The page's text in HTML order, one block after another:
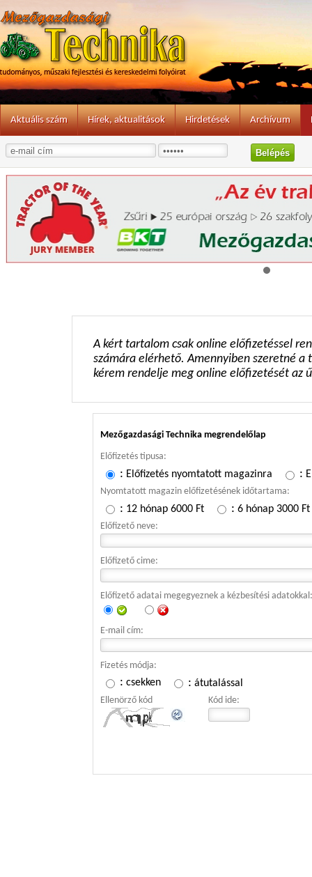
Aktuális szám Hírek, aktualitások Hirdetések Archívum
A kért tartalom csak online előfizetéssel
számára elérhető. Amennyiben szeretné
kérem rendelje meg online előfizetését az
Mezőgazdasági Technika megrendelőlap
Előfizetés tipusa:
: Előfizetés nyomtatott magazinra :
Nyomtatott magazin előfizetésének időtartama:
: 12 hónap 6000 Ft : 6 hónap 3000 Ft
Előfizető neve:
Előfizető cime:
Előfizető adatai megegyeznek a kézbesítési adatokkal:
E-mail cím:
Fizetés módja:
: csekken : átutalással
Ellenörző kód Kód ide: